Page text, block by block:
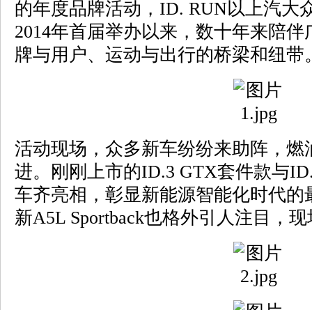
的年度品牌活动，ID. RUN以上汽大
2014年首届举办以来，数十年来陪
牌与用户、运动与出行的桥梁和纽带
活动现场，众多新车纷纷来助阵，
进。刚刚上市的ID.3 GTX套件款与
车齐亮相，彰显新能源智能化时代
新A5L Sportback也格外引人注目，